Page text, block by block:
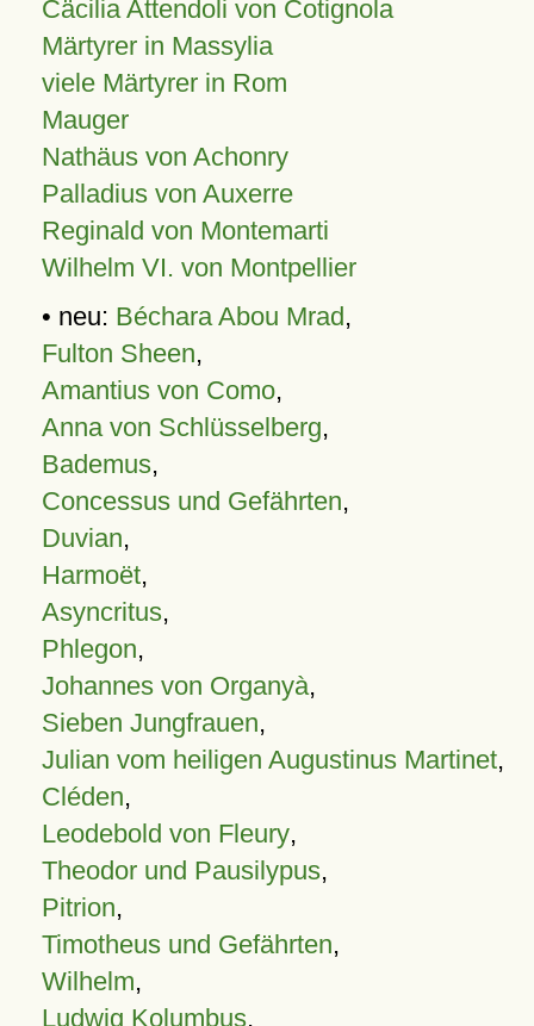
Cäcilia Attendoli von Cotignola
Märtyrer in Massylia
viele Märtyrer in Rom
Mauger
Nathäus von Achonry
Palladius von Auxerre
Reginald von Montemarti
Wilhelm VI. von Montpellier
• neu: Béchara Abou Mrad,
Fulton Sheen,
Amantius von Como,
Anna von Schlüsselberg,
Bademus,
Concessus und Gefährten,
Duvian,
Harmoët,
Asyncritus,
Phlegon,
Johannes von Organyà,
Sieben Jungfrauen,
Julian vom heiligen Augustinus Martinet,
Cléden,
Leodebold von Fleury,
Theodor und Pausilypus,
Pitrion,
Timotheus und Gefährten,
Wilhelm,
Ludwig Kolumbus,